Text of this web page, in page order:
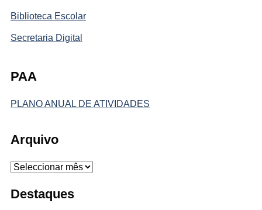
Biblioteca Escolar
Secretaria Digital
PAA
PLANO ANUAL DE ATIVIDADES
Arquivo
Arquivo
Destaques